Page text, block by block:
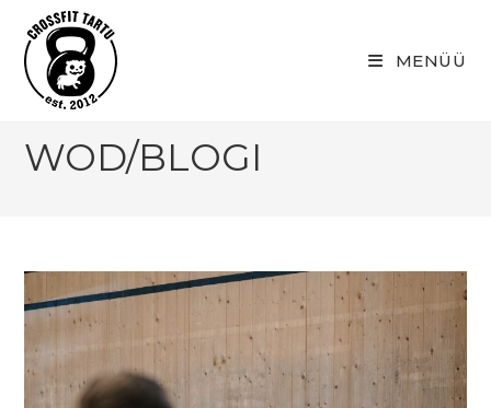
content
MENÜÜ
WOD/BLOGI